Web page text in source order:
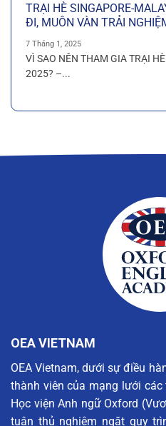
TRẠI HÈ SINGAPORE-
ĐI, MUÔN VÀN TRẢI
7 Tháng 1, 2025
VÌ SAO NÊN THAM GIA TRẠI
2025? –...
OEA VIETNAM
OEA Vietnam, dưới sự điều
thành viên của mạng lưới
Học viện Anh ngữ Oxford
tuân thủ nghiêm ngặt quy